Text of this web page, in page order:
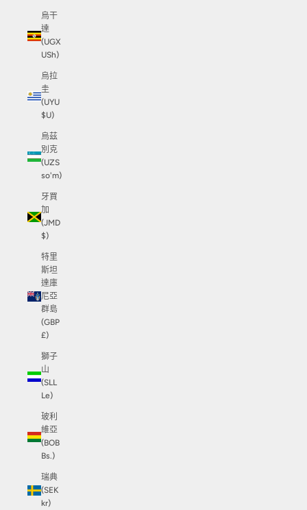
烏干
達
(UGX
USh)
烏拉
圭
(UYU
$U)
烏茲
別克
(UZS
so'm)
牙買
加
(JMD
$)
特里
斯坦
達庫
尼亞
群島
(GBP
£)
獅子
山
(SLL
Le)
玻利
維亞
(BOB
Bs.)
瑞典
(SEK
kr)